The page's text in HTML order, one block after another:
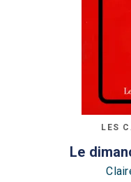
LES
Le